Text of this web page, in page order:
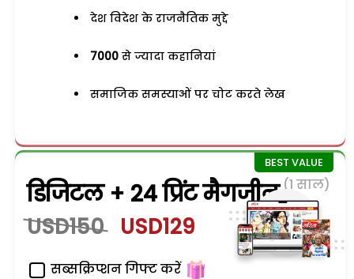
देश विदेश के राजनैतिक मुद्दे
7000 से ज्यादा कहानियां
समाजिक समस्याओं पर चोट करते लेख
डिजिटल + 24 प्रिंट मैगजीन (1 साल)
USD150 USD129
सब्सक्रिप्शन गिफ्ट करें